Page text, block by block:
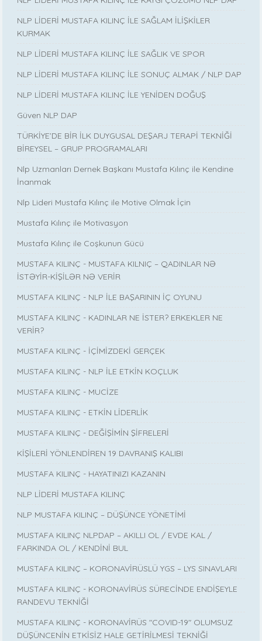
NLP LİDERİ MUSTAFA KILINÇ İLE SAĞLAM İLİŞKİLER
KURMAK
NLP LİDERİ MUSTAFA KILINÇ İLE SAĞLIK VE SPOR
NLP LİDERİ MUSTAFA KILINÇ İLE SONUÇ ALMAK / NLP DAP
NLP LİDERİ MUSTAFA KILINÇ İLE YENİDEN DOĞUŞ
Güven NLP DAP
TÜRKİYE’DE BİR İLK DUYGUSAL DEŞARJ TERAPİ TEKNİĞİ
BİREYSEL – GRUP PROGRAMALARI
Nlp Uzmanları Dernek Başkanı Mustafa Kılınç ile Kendine
İnanmak
Nlp Lideri Mustafa Kılınç ile Motive Olmak İçin
Mustafa Kılınç ile Motivasyon
Mustafa Kılınç ile Coşkunun Gücü
MUSTAFA KILINÇ - MUSTAFA KILNIÇ – QADINLAR NƏ
İSTƏYİR-KİŞİLƏR NƏ VERİR
MUSTAFA KILINÇ - NLP İLE BAŞARININ İÇ OYUNU
MUSTAFA KILINÇ - KADINLAR NE İSTER? ERKEKLER NE
VERİR?
MUSTAFA KILINÇ - İÇİMİZDEKİ GERÇEK
MUSTAFA KILINÇ - NLP İLE ETKİN KOÇLUK
MUSTAFA KILINÇ - MUCİZE
MUSTAFA KILINÇ - ETKİN LİDERLİK
MUSTAFA KILINÇ - DEĞİŞİMİN ŞİFRELERİ
KİŞİLERİ YÖNLENDİREN 19 DAVRANIŞ KALIBI
MUSTAFA KILINÇ - HAYATINIZI KAZANIN
NLP LİDERİ MUSTAFA KILINÇ
NLP MUSTAFA KILINÇ – DÜŞÜNCE YÖNETİMİ
MUSTAFA KILINÇ NLPDAP – AKILLI OL / EVDE KAL /
FARKINDA OL / KENDİNİ BUL
MUSTAFA KILINÇ – KORONAVİRÜSLÜ YGS – LYS SINAVLARI
MUSTAFA KILINÇ - KORONAVİRÜS SÜRECİNDE ENDİŞEYLE
RANDEVU TEKNİĞİ
MUSTAFA KILINÇ - KORONAVİRÜS "COVID-19" OLUMSUZ
DÜŞÜNCENİN ETKİSİZ HALE GETİRİLMESİ TEKNİĞİ